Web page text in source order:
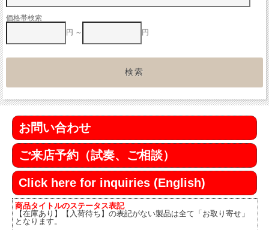
価格帯検索
円 ～
円
お問い合わせ
ご来店予約（試奏、ご相談）
Click here for inquiries (English)
商品タイトルのステータス表記
【在庫あり】【入荷待ち】の表記がない製品は全て「お取り寄せ」
となります。